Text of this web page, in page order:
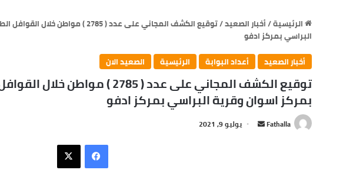
الرئيسية/أخبار الصعيد/
توقيع الكشف المجاني على عدد ( 2785
البراسي بمركز ادفو
أخبار الصعيد
أعداد البوابة الرئيسية الصعيد الان
توقيع الكشف المجاني على عدد (
بمركز اسوان وقرية البراسي بمركز ادفو
Fathalla
أرسل يوليو 9, 2021
فيسبوك
X